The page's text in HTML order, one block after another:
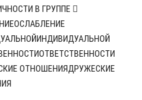
В ГРУППЕ 
ОТНОШЕНИЯДРУЖЕСКИЕ